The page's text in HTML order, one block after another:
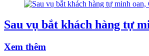
Sau vụ bắt khách hàng tự
Xem thêm